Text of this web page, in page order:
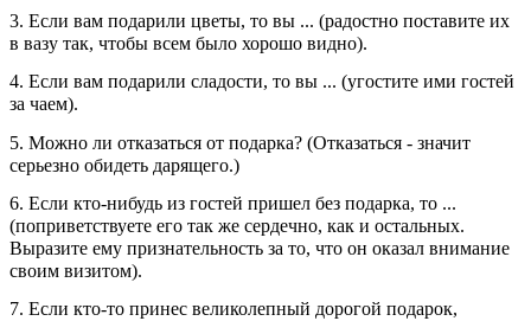
3. Если вам подарили цветы, то вы ... (радостно поставите их
в вазу так, чтобы всем было хорошо видно).
4. Если вам подарили сладости, то вы ... (угостите ими гостей
за чаем).
5. Можно ли отказаться от подарка? (Отказаться - значит
серьезно обидеть дарящего.)
6. Если кто-нибудь из гостей пришел без подарка, то ...
(поприветствуете его так же сердечно, как и остальных.
Выразите ему признательность за то, что он оказал внимание
своим визитом).
7. Если кто-то принес великолепный дорогой подарок,